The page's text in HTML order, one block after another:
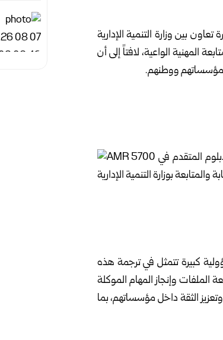
بين وزارة التنمية الإدارية
المهنية الواعية، لافتاً إلى أن
مؤسساتهم ووطنهم.
كبيرة تتمثل في ترجمة هذه
الملفات وإنجاز المهام الموكلة
الثقة داخل مؤسساتهم، بما